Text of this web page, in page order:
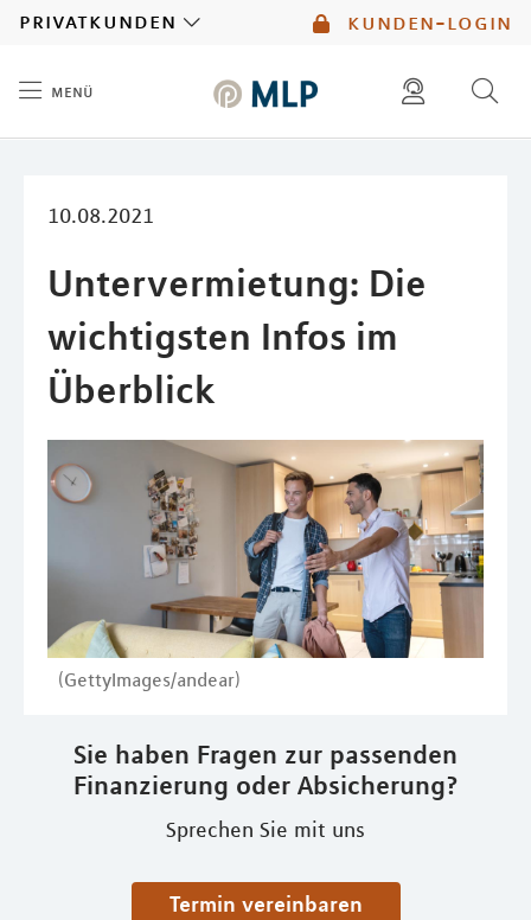
kunden-login
privatkunden
menü
10.08.2021
Untervermietung: Die
wichtigsten Infos im
Überblick
(GettyImages/andear)
Sie haben Fragen zur passenden
Finanzierung oder Absicherung?
Sprechen Sie mit uns
Termin vereinbaren